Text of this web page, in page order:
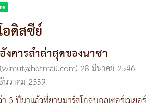
ดิสซีย์
งคารลำล่าสุดของนาซา
28 มีนาคม 2546
นวาคม 2559
3 ปีมาแล้วที่ยานมาร์สโกลบอลเซอร์เวเยอร์